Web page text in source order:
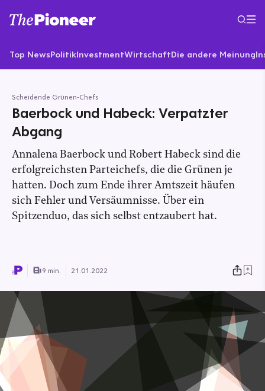
Top NewsPolitikInvestmentWirtschaftDie andere Meinung
Scheidende Grünen-Chefs
Baerbock und Habeck: Verpatzter
Abgang
Annalena Baerbock und Robert Habeck sind die
erfolgreichsten Parteichefs, die die Grünen je
hatten. Doch zum Ende ihrer Amtszeit häufen
sich Fehler und Versäumnisse. Über ein
Spitzenduo, das sich selbst entzaubert hat.
9 min. 21.01.2022